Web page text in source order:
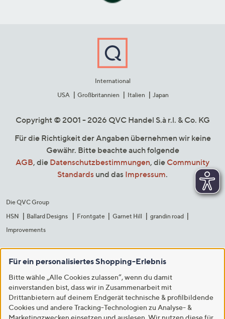
International
USA
Großbritannien Italien Japan
Copyright © 2001 - 2026 QVC Handel S.à r.l. & Co. KG
Für die Richtigkeit der Angaben übernehmen wir keine
Gewähr. Bitte beachte auch folgende
AGB, die Datenschutzbestimmungen, die Community
Standards und das Impressum.
Die QVC Group
HSN
Ballard Designs Frontgate Garnet Hill
grandin road
Improvements
Für ein personalisiertes Shopping-Erlebnis
Bitte wähle „Alle Cookies zulassen“, wenn du damit
einverstanden bist, dass wir in Zusammenarbeit mit
Drittanbietern auf deinem Endgerät technische & profilbildende
Cookies und andere Tracking-Technologien zu Analyse- &
Marketingzwecken einsetzen und auslesen. Wir nutzen diese für